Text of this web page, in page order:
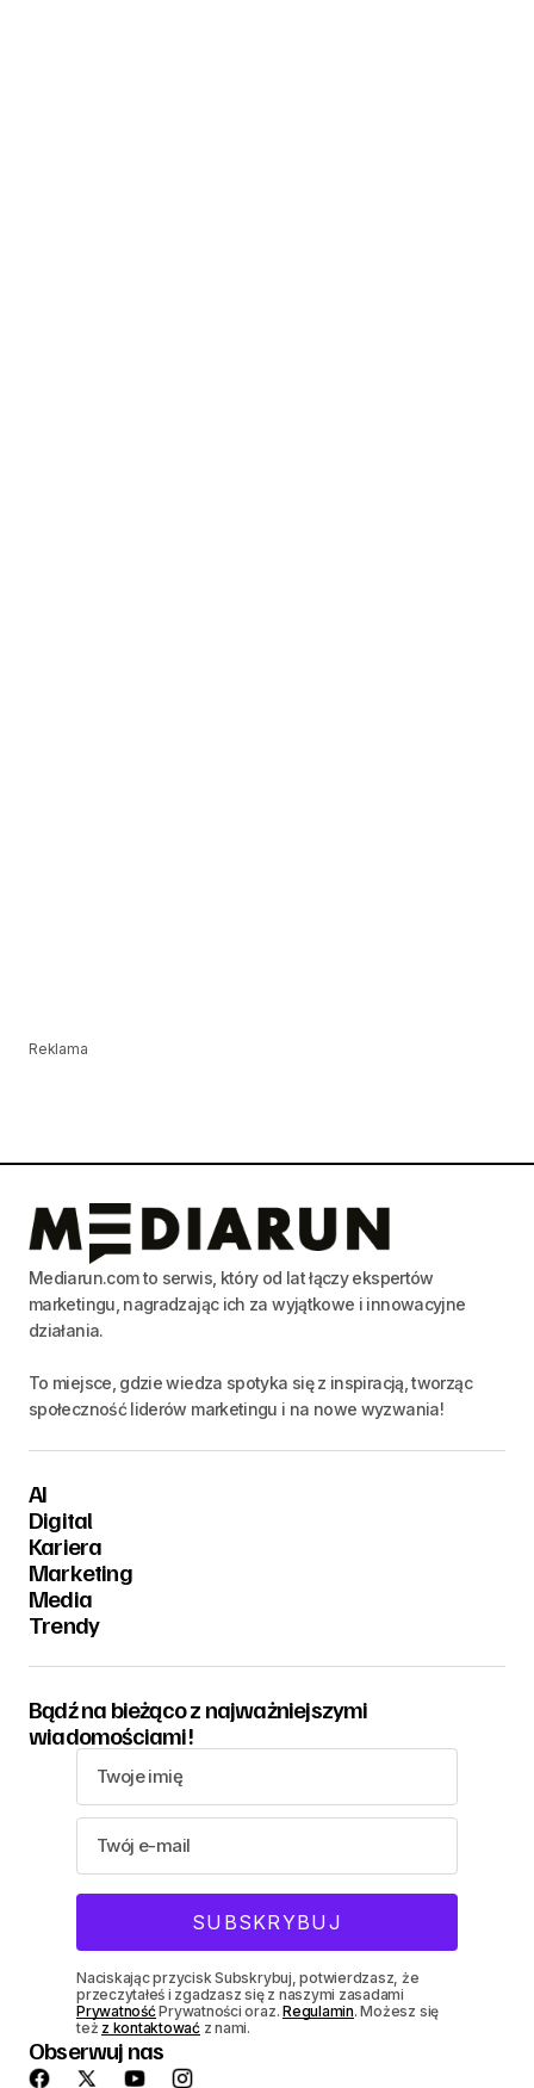
Reklama
Mediarun.com to serwis, który od lat łączy ekspertów
marketingu, nagradzając ich za wyjątkowe i innowacyjne
działania.
To miejsce, gdzie wiedza spotyka się z inspiracją, tworząc
społeczność liderów marketingu i na nowe wyzwania!
AI
Digital
Kariera
Marketing
Media
Trendy
Bądź na bieżąco z najważniejszymi
wiadomościami!
Naciskając przycisk Subskrybuj, potwierdzasz, że
przeczytałeś i zgadzasz się z naszymi zasadami
PrywatnośćPrywatności oraz.Regulamin. Możesz się
też z kontaktowaćz nami.
Obserwuj nas